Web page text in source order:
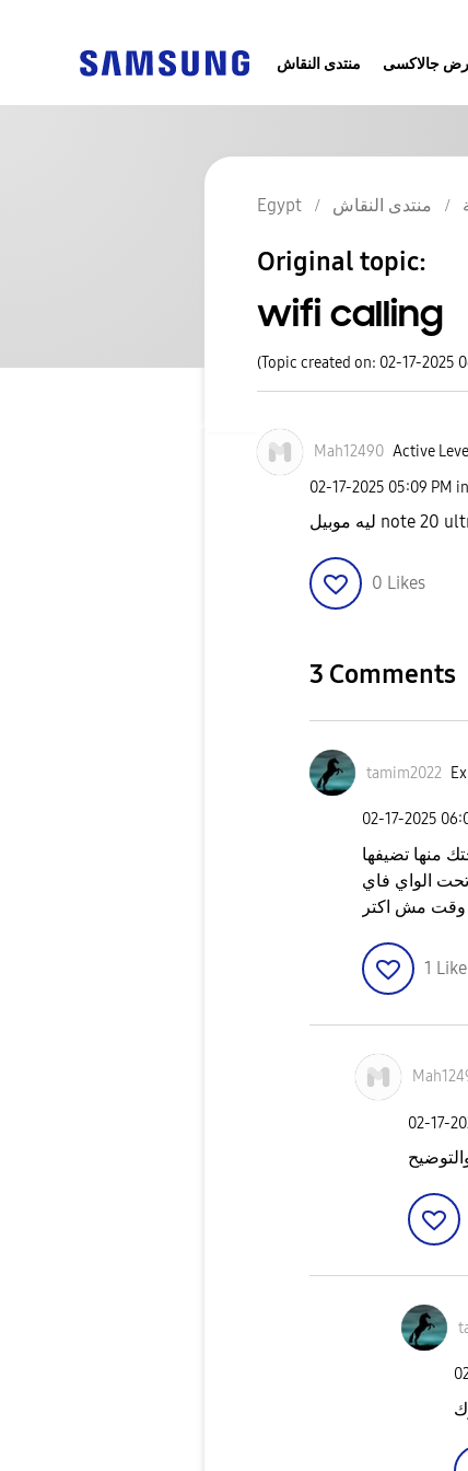
منتدى النقاش جالاكسى
Egypt منتدى النقاش
Original topic:
wifi calling
(Topic created on: 02-17-2025
Mah12490 Active
‎02-17-2025 05:09 PM in
0 Likes
3 Comments
tamim2022
‎02-17-2025
منها تضيفها
تحت الواي فاي
وقت مش اكتر
1 Like
‎02-17-